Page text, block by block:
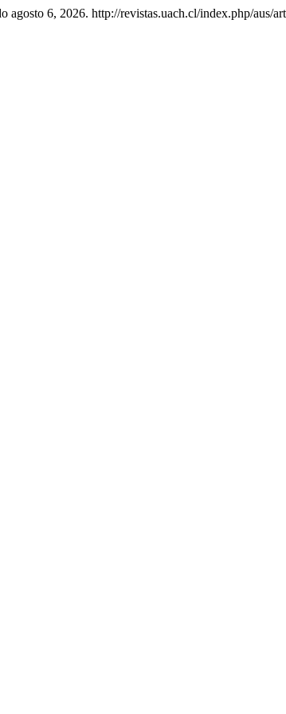
agosto 6, 2026. http://revistas.uach.cl/index.php/aus/